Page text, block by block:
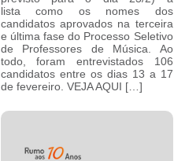
lista como os nomes dos
candidatos aprovados na terceira
e última fase do Processo Seletivo
de Professores de Música. Ao
todo, foram entrevistados 106
candidatos entre os dias 13 a 17
de fevereiro. VEJA AQUI […]